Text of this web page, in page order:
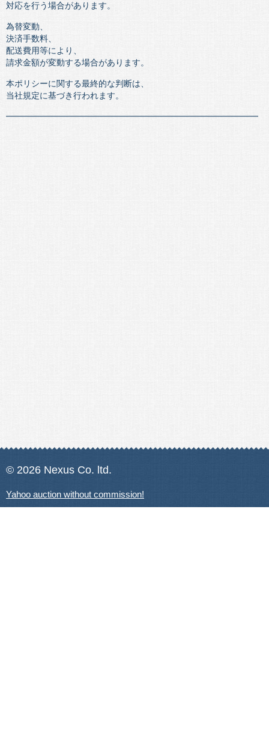
対応を行う場合があります。
為替変動、
決済手数料、
配送費用等により、
請求金額が変動する場合があります。
本ポリシーに関する最終的な判断は、
当社規定に基づき行われます。
━━━━━━━━━━━━━━━━━━━━━━━━━━━━━━
© 2026 Nexus Co. ltd.
Yahoo auction without commission!